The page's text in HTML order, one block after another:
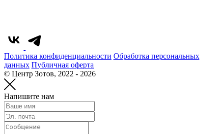
Политика конфиденциальности Обработка персональных
данных Публичная оферта
© Центр Зотов, 2022 - 2026
Напишите нам